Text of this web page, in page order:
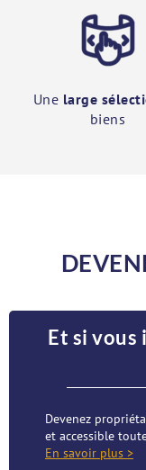
Une large
biens
Et si vous
Devenez
et accessible
En savoir plus >